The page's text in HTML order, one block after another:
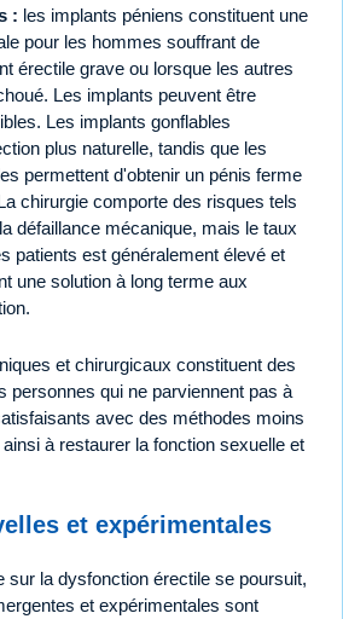
: les implants péniens constituent une
pour les hommes souffrant de
érectile grave ou lorsque les autres
Les implants peuvent être
Les implants gonflables
plus naturelle, tandis que les
permettent d'obtenir un pénis ferme
chirurgie comporte des risques tels
défaillance mécanique, mais le taux
patients est généralement élevé et
une solution à long terme aux
et chirurgicaux constituent des
personnes qui ne parviennent pas à
avec des méthodes moins
à restaurer la fonction sexuelle et
et expérimentales
sur la dysfonction érectile se poursuit,
et expérimentales sont